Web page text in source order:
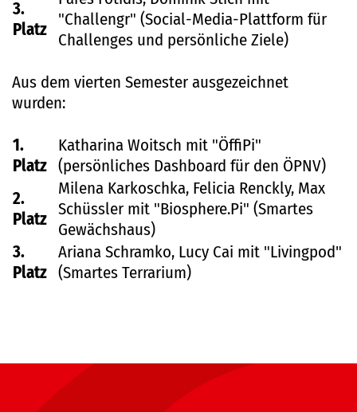
3.
Platz "Challengr" (Social-Media-Plattform für
Challenges und persönliche Ziele)
Aus dem vierten Semester ausgezeichnet
wurden:
1.
Platz
Katharina Woitsch mit "ÖffiPi"
(persönliches Dashboard für den ÖPNV)
2.
Platz
Milena Karkoschka, Felicia Renckly, Max
Schüssler mit "Biosphere.Pi" (Smartes
Gewächshaus)
3.
Platz
Ariana Schramko, Lucy Cai mit "Livingpod"
(Smartes Terrarium)